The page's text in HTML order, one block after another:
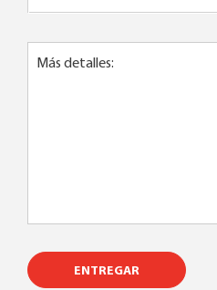
Más detalles:
ENTREGAR